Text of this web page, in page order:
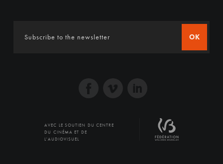
OK
AVEC LE SOUTIEN DU CENTRE
DU CINÉMA ET DE
L'AUDIOVISUEL